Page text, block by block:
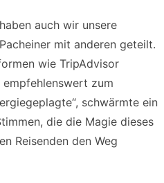
auch wir unsere
mit anderen geteilt.
wie TripAdvisor
zum
schwärmte ein
die die Magie dieses
Reisenden den Weg